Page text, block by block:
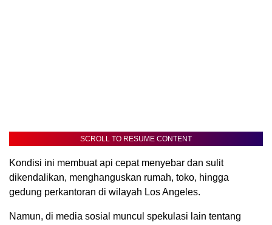
SCROLL TO RESUME CONTENT
Kondisi ini membuat api cepat menyebar dan sulit
dikendalikan, menghanguskan rumah, toko, hingga
gedung perkantoran di wilayah Los Angeles.
Namun, di media sosial muncul spekulasi lain tentang